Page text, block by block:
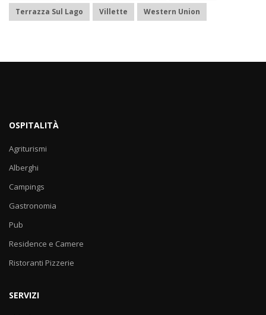
Terrazza Sul Lago Villette Western Union
OSPITALITÀ
Agriturismi
Alberghi
Campings
Gastronomia
Pub
Residence e Camere
Ristoranti Pizzerie
SERVIZI